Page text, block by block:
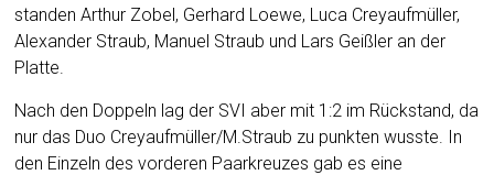
standen Arthur Zobel, Gerhard Loewe, Luca Creyaufmüller,
Alexander Straub, Manuel Straub und Lars Geißler an der
Platte.
Nach den Doppeln lag der SVI aber mit 1:2 im Rückstand, da
nur das Duo Creyaufmüller/M.Straub zu punkten wusste. In
den Einzeln des vorderen Paarkreuzes gab es eine